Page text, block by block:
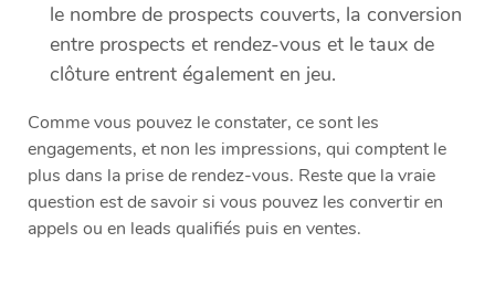
le nombre de prospects couverts, la conversion
entre prospects et rendez-vous et le taux de
clôture entrent également en jeu.
Comme vous pouvez le constater, ce sont les
engagements, et non les impressions, qui comptent le
plus dans la prise de rendez-vous. Reste que la vraie
question est de savoir si vous pouvez les convertir en
appels ou en leads qualifiés puis en ventes.